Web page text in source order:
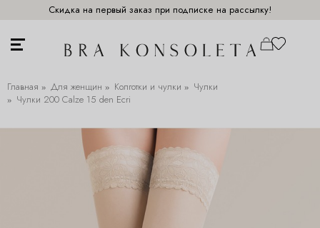
Скидка на первый заказ при подписке на рассылку!
Главная Для женщин Колготки и чулки
Чулки
Чулки 200 Calze 15 den Ecri